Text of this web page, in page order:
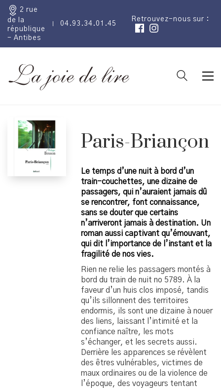
2 rue
de la
république
- Antibes
04.93.34.01.45
Retrouvez-nous sur :
Paris-Briançon
Le temps d’une nuit à bord d’un
train-couchettes, une dizaine de
passagers, qui n’auraient jamais dû
se rencontrer, font connaissance,
sans se douter que certains
n’arriveront jamais à destination. Un
roman aussi captivant qu’émouvant,
qui dit l’importance de l’instant et la
fragilité de nos vies.
Rien ne relie les passagers montés à
bord du train de nuit no 5789. À la
faveur d’un huis clos imposé, tandis
qu’ils sillonnent des territoires
endormis, ils sont une dizaine à nouer
des liens, laissant l’intimité et la
confiance naître, les mots
s’échanger, et les secrets aussi.
Derrière les apparences se révèlent
des êtres vulnérables, victimes de
maux ordinaires ou de la violence de
l’époque, des voyageurs tentant